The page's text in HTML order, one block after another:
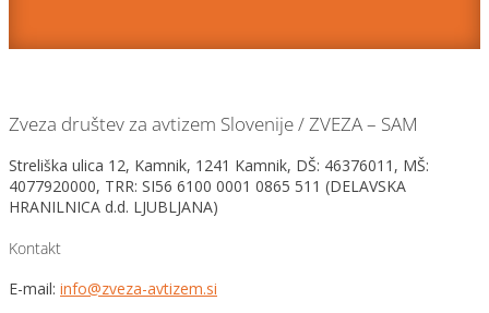
Zveza društev za avtizem Slovenije / ZVEZA – SAM
Streliška ulica 12, Kamnik, 1241 Kamnik, DŠ: 46376011, MŠ:
4077920000, TRR: SI56 6100 0001 0865 511 (DELAVSKA
HRANILNICA d.d. LJUBLJANA)
Kontakt
E-mail: info@zveza-avtizem.si